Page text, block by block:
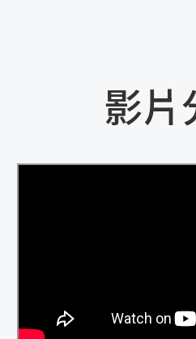
影片